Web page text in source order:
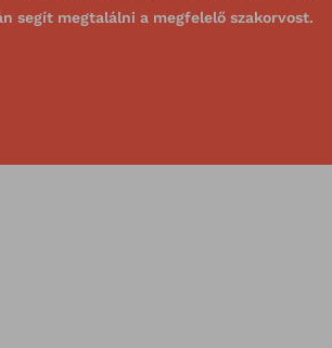
segít megtalálni a megfelelő szakorvost.